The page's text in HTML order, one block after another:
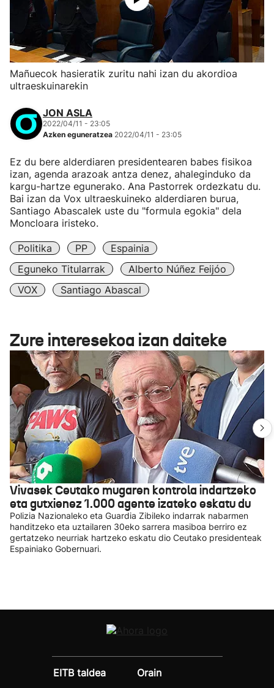
Mañuecok hasieratik zuritu nahi izan du akordioa
ultraeskuinarekin
JON ASLA
2022/04/11 - 23:05
Azken eguneratzea 2022/04/11 - 23:05
Ez du bere alderdiaren presidentearen babes fisikoa
izan, agenda arazoak antza denez, ahaleginduko da
kargu-hartze egunerako. Ana Pastorrek ordezkatu du.
Bai izan da Vox ultraeskuineko alderdiaren burua,
Santiago Abascalek uste du "formula egokia" dela
Moncloara iristeko.
Politika PP
Espainia
Eguneko Titularrak
Alberto Núñez Feijóo
VOX
Santiago Abascal
Zure interesekoa izan daiteke
Vivasek Ceutako mugaren kontrola indartzeko
eta gutxienez 1.000 agente izateko eskatu du
Polizia Nazionaleko eta Guardia Zibileko indarrak nabarmen
handitzeko eta uztailaren 30eko sarrera masiboa berriro ez
gertatzeko neurriak hartzeko eskatu dio Ceutako presidenteak
Espainiako Gobernuari.
EITB taldea
Orain